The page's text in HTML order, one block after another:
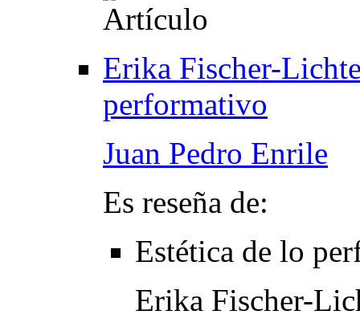
Erika Fischer-
performativo
Juan Pedro Enrile
Es reseña de:
Estética de lo
Erika Fischer-